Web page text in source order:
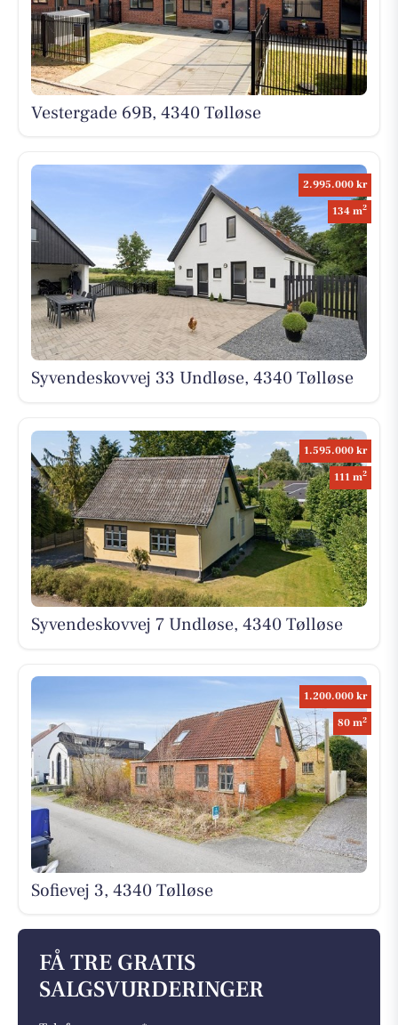
Vestergade 69B, 4340 Tølløse
2.995.000 kr
134 m2
Syvendeskovvej 33 Undløse, 4340 Tølløse
1.595.000 kr
111 m2
Syvendeskovvej 7 Undløse, 4340 Tølløse
1.200.000 kr
80 m2
Sofievej 3, 4340 Tølløse
FÅ TRE GRATIS
SALGSVURDERINGER